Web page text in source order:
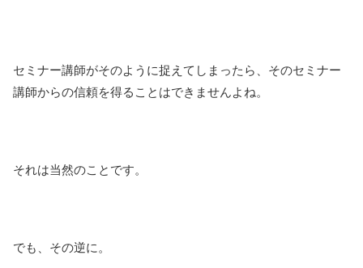
セミナー講師がそのように捉えてしまったら、そのセミナー
講師からの信頼を得ることはできませんよね。
それは当然のことです。
でも、その逆に。